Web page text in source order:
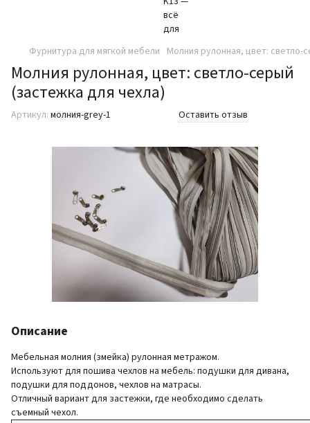
Фурнитура для мягкой мебели Молния рулонная, цвет: светло-
Молния рулонная, цвет: светло-серый
(застежка для чехла)
Артикул: молния-grey-1 Оставить отзыв
Описание
Мебельная молния (змейка) рулонная метражом.
Используют для пошива чехлов на мебель: подушки для дивана,
подушки для поддонов, чехлов на матрасы.
Отличный вариант для застежки, где необходимо сделать
съемный чехол.